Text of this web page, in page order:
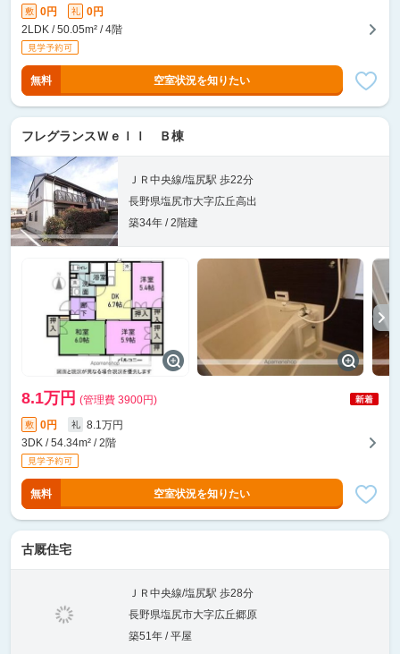
敷 0円 礼
0円
2LDK / 50.05m² / 4階
無料 空室状況を知りたい
フレグランスＷｅｌｌ Ｂ棟
ＪＲ中央線/塩尻駅 歩22分
長野県塩尻市大字広丘高出
築34年 / 2階建
8.1万円 (管理費 3900円)
敷 0円 礼
8.1万円
3DK / 54.34m² / 2階
無料 空室状況を知りたい
古厩住宅
ＪＲ中央線/塩尻駅 歩28分
長野県塩尻市大字広丘郷原
築51年 / 平屋